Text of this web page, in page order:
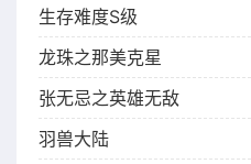
生存难度S级
龙珠之那美克星
张无忌之英雄无敌
羽兽大陆